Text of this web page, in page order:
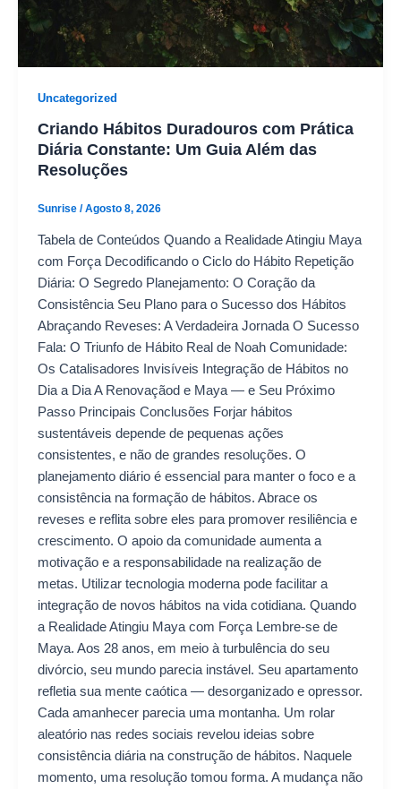
Uncategorized
Criando Hábitos Duradouros com Prática
Diária Constante: Um Guia Além das
Resoluções
Sunrise /Agosto 8, 2026
Tabela de Conteúdos Quando a Realidade Atingiu Maya
com Força Decodificando o Ciclo do Hábito Repetição
Diária: O Segredo Planejamento: O Coração da
Consistência Seu Plano para o Sucesso dos Hábitos
Abraçando Reveses: A Verdadeira Jornada O Sucesso
Fala: O Triunfo de Hábito Real de Noah Comunidade:
Os Catalisadores Invisíveis Integração de Hábitos no
Dia a Dia A Renovaçãod e Maya — e Seu Próximo
Passo Principais Conclusões Forjar hábitos
sustentáveis depende de pequenas ações
consistentes, e não de grandes resoluções. O
planejamento diário é essencial para manter o foco e a
consistência na formação de hábitos. Abrace os
reveses e reflita sobre eles para promover resiliência e
crescimento. O apoio da comunidade aumenta a
motivação e a responsabilidade na realização de
metas. Utilizar tecnologia moderna pode facilitar a
integração de novos hábitos na vida cotidiana. Quando
a Realidade Atingiu Maya com Força Lembre-se de
Maya. Aos 28 anos, em meio à turbulência do seu
divórcio, seu mundo parecia instável. Seu apartamento
refletia sua mente caótica — desorganizado e opressor.
Cada amanhecer parecia uma montanha. Um rolar
aleatório nas redes sociais revelou ideias sobre
consistência diária na construção de hábitos. Naquele
momento, uma resolução tomou forma. A mudança não